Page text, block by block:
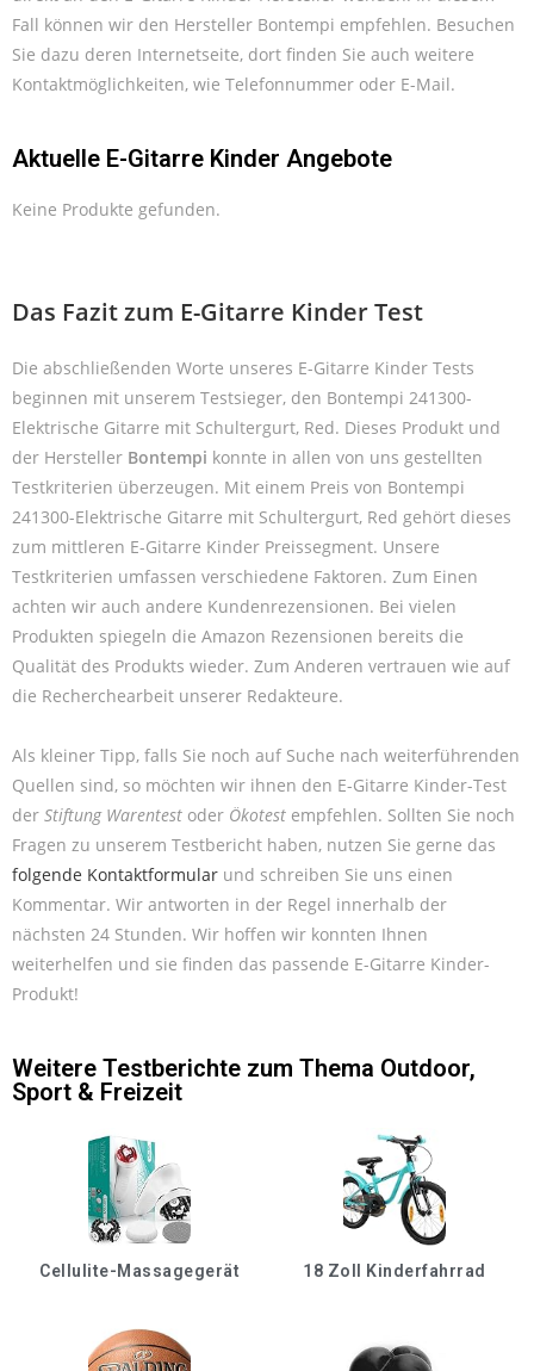
Fall können wir den Hersteller Bontempi empfehlen. Besuchen
Sie dazu deren Internetseite, dort finden Sie auch weitere
Kontaktmöglichkeiten, wie Telefonnummer oder E-Mail.
Aktuelle E-Gitarre Kinder Angebote
Keine Produkte gefunden.
Das Fazit zum E-Gitarre Kinder Test
Die abschließenden Worte unseres E-Gitarre Kinder Tests
beginnen mit unserem Testsieger, den Bontempi 241300-
Elektrische Gitarre mit Schultergurt, Red. Dieses Produkt und
der Hersteller Bontempi konnte in allen von uns gestellten
Testkriterien überzeugen. Mit einem Preis von Bontempi
241300-Elektrische Gitarre mit Schultergurt, Red gehört dieses
zum mittleren E-Gitarre Kinder Preissegment. Unsere
Testkriterien umfassen verschiedene Faktoren. Zum Einen
achten wir auch andere Kundenrezensionen. Bei vielen
Produkten spiegeln die Amazon Rezensionen bereits die
Qualität des Produkts wieder. Zum Anderen vertrauen wie auf
die Recherchearbeit unserer Redakteure.
Als kleiner Tipp, falls Sie noch auf Suche nach weiterführenden
Quellen sind, so möchten wir ihnen den E-Gitarre Kinder-Test
der Stiftung Warentest oder Ökotest empfehlen. Sollten Sie noch
Fragen zu unserem Testbericht haben, nutzen Sie gerne das
folgende Kontaktformular und schreiben Sie uns einen
Kommentar. Wir antworten in der Regel innerhalb der
nächsten 24 Stunden. Wir hoffen wir konnten Ihnen
weiterhelfen und sie finden das passende E-Gitarre Kinder-
Produkt!
Weitere Testberichte zum Thema Outdoor,
Sport & Freizeit
Cellulite-Massagegerät 18 Zoll Kinderfahrrad